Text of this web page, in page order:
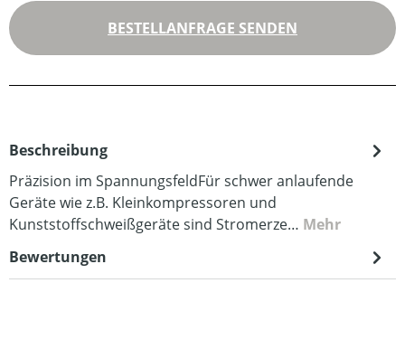
BESTELLANFRAGE SENDEN
Beschreibung
Präzision im SpannungsfeldFür schwer anlaufende
Geräte wie z.B. Kleinkompressoren und
Kunststoffschweißgeräte sind Stromerze… Mehr
Bewertungen